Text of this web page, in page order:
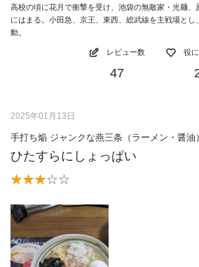
高校の頃に花月で衝撃を受け、池袋の無敵家・光麺
にはまる。小田急、京王、東西、総武線を主戦場と
動。
レビュー数
47
役
2025年01月13日
手打ち焔 ジャンクな燕三条（ラーメン・醤油）
ひたすらにしょっぱい